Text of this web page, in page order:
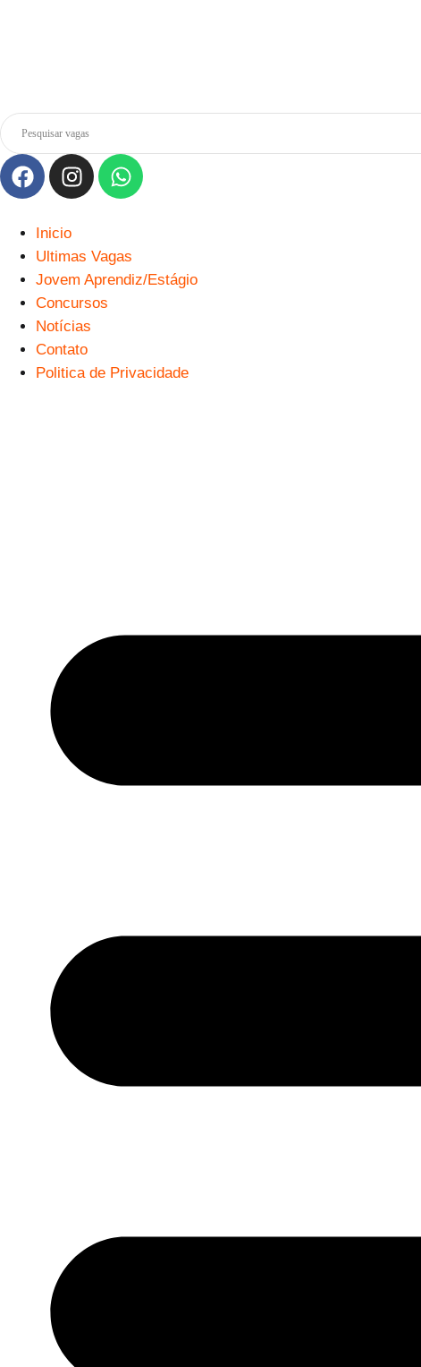
Inicio
Ultimas Vagas
Jovem Aprendiz/Estágio
Concursos
Notícias
Contato
Politica de Privacidade